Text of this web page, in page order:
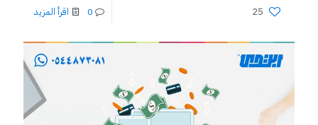
25
0 اقرأ المزيد